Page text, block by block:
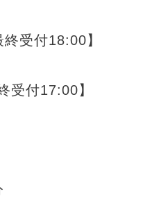
受付18:00】
受付17:00】